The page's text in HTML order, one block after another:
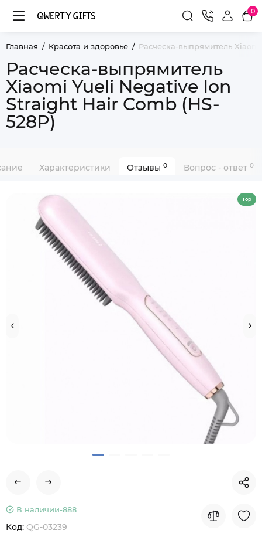
0
Главная Красота и здоровье Расческа-выпрямитель
Расческа-выпрямитель
Xiaomi Yueli Negative Ion
Straight Hair Comb (HS-
528P)
Характеристики Отзывы 0 Вопрос - ответ 0
Top
В наличии-888
Код: QG-03239